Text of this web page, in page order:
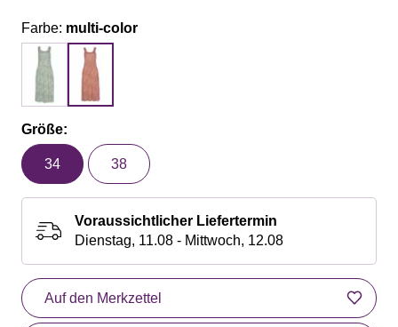
Farbe: multi-color
Größe:
34 38
Voraussichtlicher Liefertermin
Dienstag, 11.08 - Mittwoch, 12.08
Auf den Merkzettel